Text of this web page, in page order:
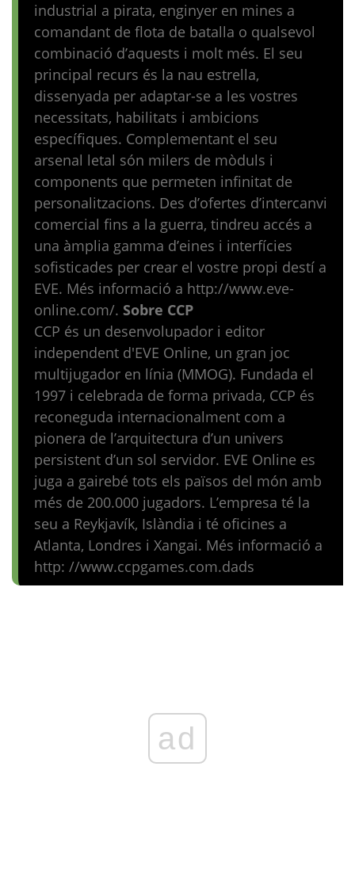
industrial a pirata, enginyer en mines a
comandant de flota de batalla o qualsevol
combinació d’aquests i molt més. El seu
principal recurs és la nau estrella,
dissenyada per adaptar-se a les vostres
necessitats, habilitats i ambicions
específiques. Complementant el seu
arsenal letal són milers de mòduls i
components que permeten infinitat de
personalitzacions. Des d’ofertes d’intercanvi
comercial fins a la guerra, tindreu accés a
una àmplia gamma d’eines i interfícies
sofisticades per crear el vostre propi destí a
EVE. Més informació a http://www.eve-
online.com/. Sobre CCP
CCP és un desenvolupador i editor
independent d'EVE Online, un gran joc
multijugador en línia (MMOG). Fundada el
1997 i celebrada de forma privada, CCP és
reconeguda internacionalment com a
pionera de l’arquitectura d’un univers
persistent d’un sol servidor. EVE Online es
juga a gairebé tots els països del món amb
més de 200.000 jugadors. L’empresa té la
seu a Reykjavík, Islàndia i té oficines a
Atlanta, Londres i Xangai. Més informació a
http: //www.ccpgames.com.dads
ad